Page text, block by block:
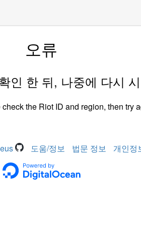
오류
인 한 뒤, 나중에 다시
the Riot ID and region, then try
도움/정보 법문 정보 개인정